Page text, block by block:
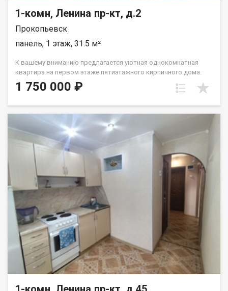
1-комн, Ленина пр-кт, д.2
Прокопьевск
панель, 1 этаж, 31.5 м²
К вашему вниманию предлагается уютная однокомнатная
квартира на первом этаже пятиэтажного кирпичного дома.
Адрес: ул. Ленина, 2. Характеристики: Площадь: 31,5 кв.м.
Этаж: 1 (из 5). Ремонт: Выполнен косметический ремонт.
вид, напоминающий лесное пространство, а летом создается
приятный «зеленый экран». Сантехника: Заменена, находится в
исправном состоянии. Дом: Кирпичный. В квартире тепло,
подъезд сухой, без сырости. Обустройство и условия: При
необходимости мебель может остаться покупателю.
Документы: Документы проверены, полностью готовы к
оформлению сделки. Звоните, записывайтесь на просмотр в
удобное для вас время! Назовите при звонке данный номер
объявления - 541715 Номер объекта: 541715. Сергей
1 750 000 ₽